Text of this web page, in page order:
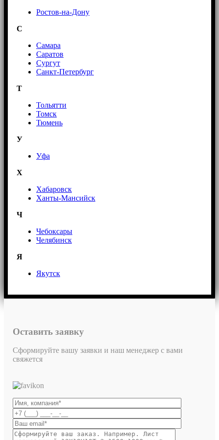
Ростов-на-Дону
С
Самара
Саратов
Сургут
Санкт-Петербург
Т
Тольятти
Томск
Тюмень
У
Уфа
Х
Хабаровск
Ханты-Мансийск
Ч
Чебоксары
Челябинск
Я
Якутск
Оставить заявку
Сформируйте вашу заявки и наш менеджер с вами
свяжется